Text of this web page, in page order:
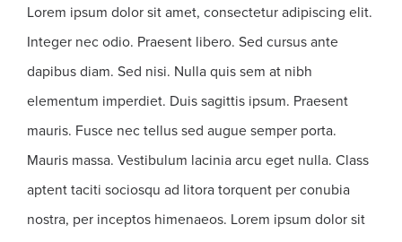
Lorem ipsum dolor sit amet, consectetur adipiscing elit.
Integer nec odio. Praesent libero. Sed cursus ante
dapibus diam. Sed nisi. Nulla quis sem at nibh
elementum imperdiet. Duis sagittis ipsum. Praesent
mauris. Fusce nec tellus sed augue semper porta.
Mauris massa. Vestibulum lacinia arcu eget nulla. Class
aptent taciti sociosqu ad litora torquent per conubia
nostra, per inceptos himenaeos. Lorem ipsum dolor sit